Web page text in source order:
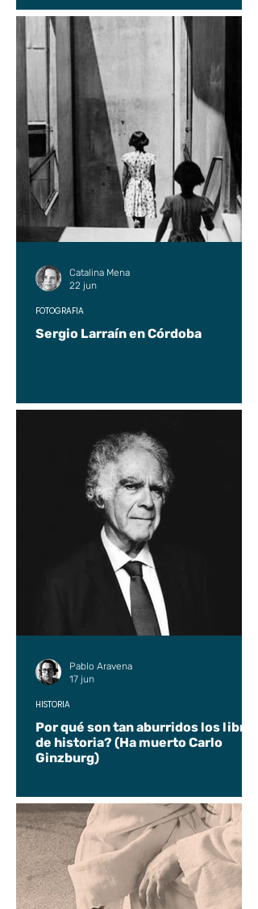
Sergio Larraín en Córdoba
FOTOGRAFÍA
Catalina Mena
22 jun
Por qué son tan aburridos los libros
de historia? (Ha muerto Carlo
Ginzburg)
HISTORIA
Pablo Aravena
17 jun